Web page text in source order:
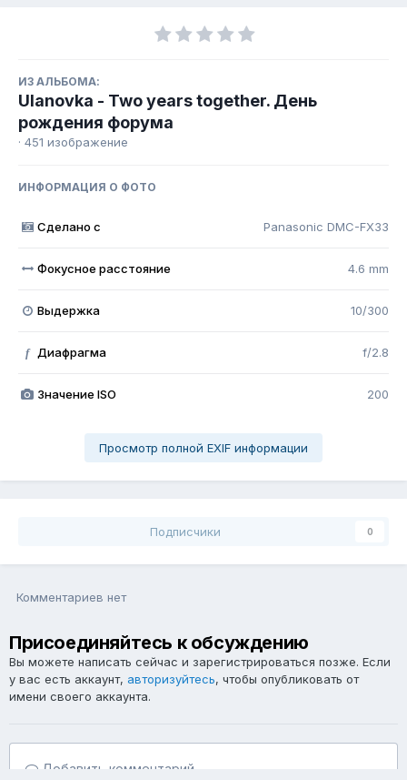
ИЗ АЛЬБОМА:
Ulanovka - Two years together. День
рождения форума
· 451 изображение
ИНФОРМАЦИЯ О ФОТО
Сделано с Panasonic DMC-FX33
Фокусное расстояние 4.6 mm
Выдержка 10/300
f Диафрагма f/2.8
Значение ISO 200
Просмотр полной EXIF информации
Подписчики 0
Комментариев нет
Присоединяйтесь к обсуждению
Вы можете написать сейчас и зарегистрироваться позже. Если
у вас есть аккаунт, авторизуйтесь, чтобы опубликовать от
имени своего аккаунта.
Добавить комментарий...